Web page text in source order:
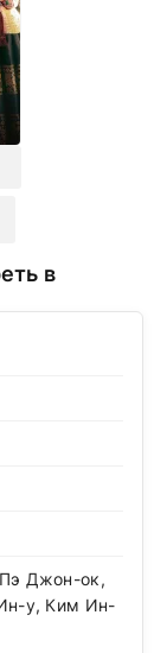
Джон-ок,
у, Ким Ин-